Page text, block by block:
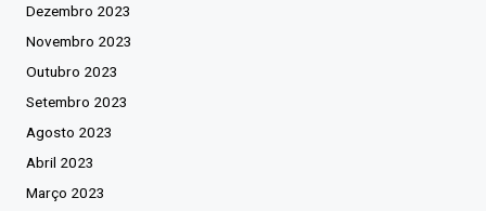
Dezembro 2023
Novembro 2023
Outubro 2023
Setembro 2023
Agosto 2023
Abril 2023
Março 2023